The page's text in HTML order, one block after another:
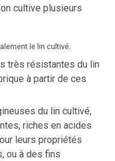
cultive plusieurs
le lin cultivé.
très résistantes du lin
à partir de ces
du lin cultivé,
riches en acides
leurs propriétés
ou à des fins